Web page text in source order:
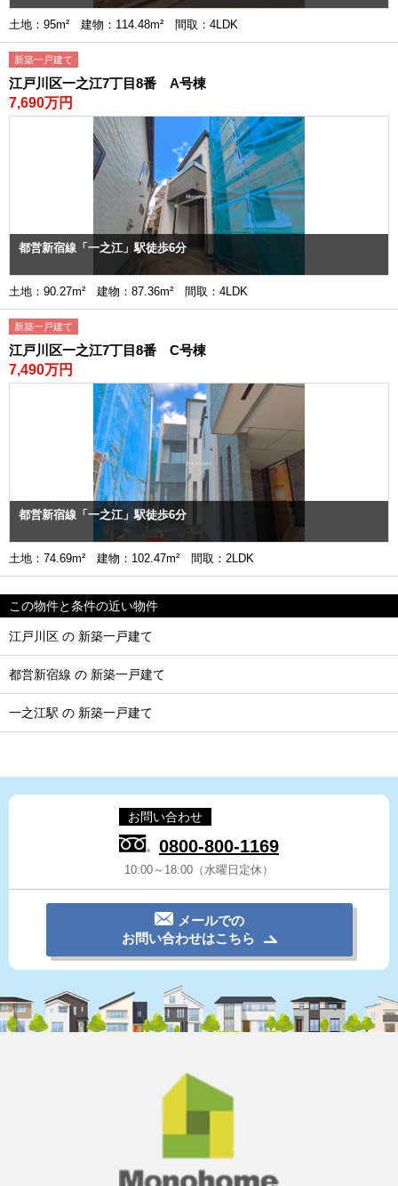
土地：95m² 建物：114.48m² 間取：4LDK
新築一戸建て
江戸川区一之江7丁目8番 A号棟
7,690万円
都営新宿線「一之江」駅徒歩6分
土地：90.27m² 建物：87.36m² 間取：4LDK
新築一戸建て
江戸川区一之江7丁目8番 C号棟
7,490万円
都営新宿線「一之江」駅徒歩6分
土地：74.69m² 建物：102.47m² 間取：2LDK
この物件と条件の近い物件
江戸川区 の 新築一戸建て
都営新宿線 の 新築一戸建て
一之江駅 の 新築一戸建て
お問い合わせ
0800-800-1169
10:00～18:00（水曜日定休）
メールでの
お問い合わせはこちら